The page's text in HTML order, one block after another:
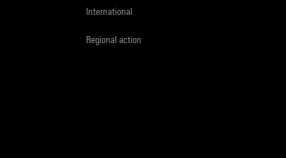
International
Regional action